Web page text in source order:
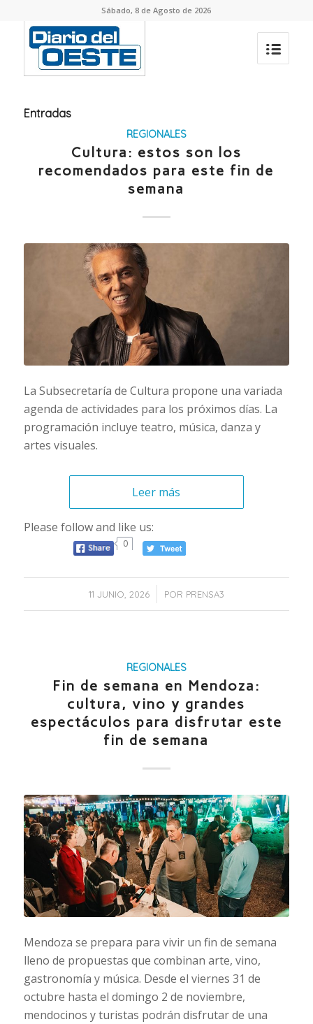
Sábado, 8 de Agosto de 2026
Entradas
REGIONALES
Cultura: estos son los
recomendados para este fin de
semana
La Subsecretaría de Cultura propone una variada
agenda de actividades para los próximos días. La
programación incluye teatro, música, danza y
artes visuales.
Leer más
Please follow and like us:
0
11 JUNIO, 2026
/ POR PRENSA3
REGIONALES
Fin de semana en Mendoza:
cultura, vino y grandes
espectáculos para disfrutar este
fin de semana
Mendoza se prepara para vivir un fin de semana
lleno de propuestas que combinan arte, vino,
gastronomía y música. Desde el viernes 31 de
octubre hasta el domingo 2 de noviembre,
mendocinos y turistas podrán disfrutar de una